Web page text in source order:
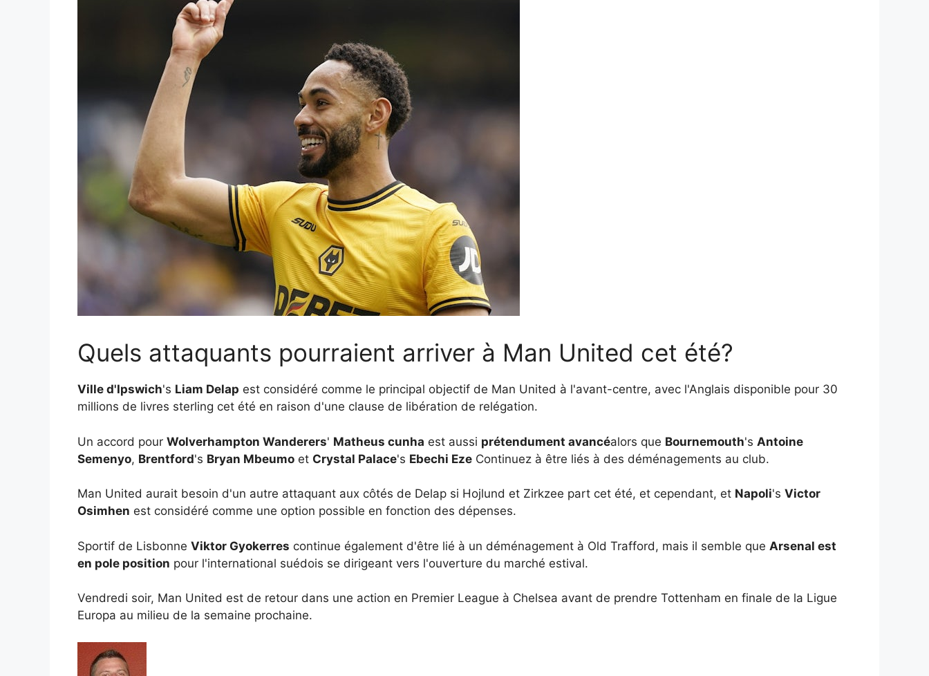
Quels attaquants pourraient arriver à Man United cet été?
Ville d'Ipswich's Liam Delap est considéré comme le principal objectif de Man United à l'avant-centre, avec l'Anglais disponible pour 30
millions de livres sterling cet été en raison d'une clause de libération de relégation.
Un accord pour Wolverhampton Wanderers' Matheus cunha est aussi prétendument avancéalors que Bournemouth's Antoine
Semenyo, Brentford's Bryan Mbeumo et Crystal Palace's Ebechi Eze Continuez à être liés à des déménagements au club.
Man United aurait besoin d'un autre attaquant aux côtés de Delap si Hojlund et Zirkzee part cet été, et cependant, et Napoli's Victor
Osimhen est considéré comme une option possible en fonction des dépenses.
Sportif de Lisbonne Viktor Gyokerres continue également d'être lié à un déménagement à Old Trafford, mais il semble que Arsenal est
en pole position pour l'international suédois se dirigeant vers l'ouverture du marché estival.
Vendredi soir, Man United est de retour dans une action en Premier League à Chelsea avant de prendre Tottenham en finale de la Ligue
Europa au milieu de la semaine prochaine.